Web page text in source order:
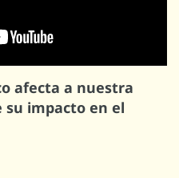
afecta a nuestra
su impacto en el